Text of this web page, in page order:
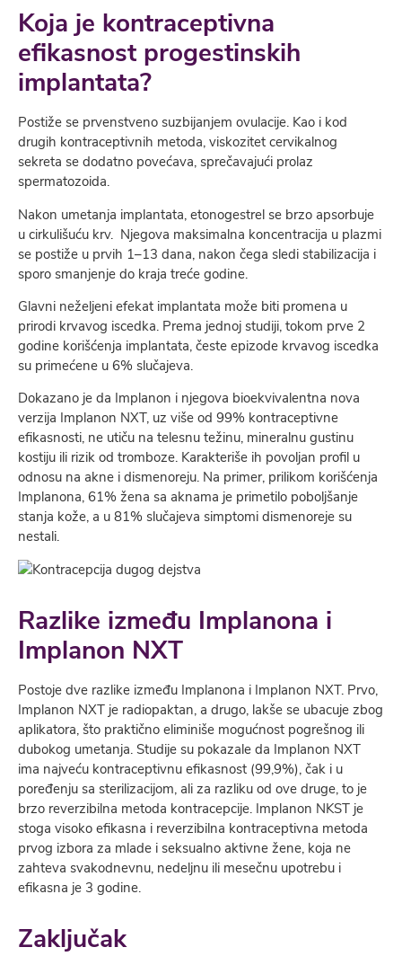
Koja je kontraceptivna
efikasnost progestinskih
implantata?
Postiže se prvenstveno suzbijanjem ovulacije. Kao i kod
drugih kontraceptivnih metoda, viskozitet cervikalnog
sekreta se dodatno povećava, sprečavajući prolaz
spermatozoida.
Nakon umetanja implantata, etonogestrel se brzo apsorbuje
u cirkulišuću krv. Njegova maksimalna koncentracija u plazmi
se postiže u prvih 1–13 dana, nakon čega sledi stabilizacija i
sporo smanjenje do kraja treće godine.
Glavni neželjeni efekat implantata može biti promena u
prirodi krvavog iscedka. Prema jednoj studiji, tokom prve 2
godine korišćenja implantata, česte epizode krvavog iscedka
su primećene u 6% slučajeva.
Dokazano je da Implanon i njegova bioekvivalentna nova
verzija Implanon NXT, uz više od 99% kontraceptivne
efikasnosti, ne utiču na telesnu težinu, mineralnu gustinu
kostiju ili rizik od tromboze. Karakteriše ih povoljan profil u
odnosu na akne i dismenoreju. Na primer, prilikom korišćenja
Implanona, 61% žena sa aknama je primetilo poboljšanje
stanja kože, a u 81% slučajeva simptomi dismenoreje su
nestali.
Razlike između Implanona i
Implanon NXT
Postoje dve razlike između Implanona i Implanon NXT. Prvo,
Implanon NXT je radiopaktan, a drugo, lakše se ubacuje zbog
aplikatora, što praktično eliminiše mogućnost pogrešnog ili
dubokog umetanja. Studije su pokazale da Implanon NXT
ima najveću kontraceptivnu efikasnost (99,9%), čak i u
poređenju sa sterilizacijom, ali za razliku od ove druge, to je
brzo reverzibilna metoda kontracepcije. Implanon NKST je
stoga visoko efikasna i reverzibilna kontraceptivna metoda
prvog izbora za mlade i seksualno aktivne žene, koja ne
zahteva svakodnevnu, nedeljnu ili mesečnu upotrebu i
efikasna je 3 godine.
Zaključak